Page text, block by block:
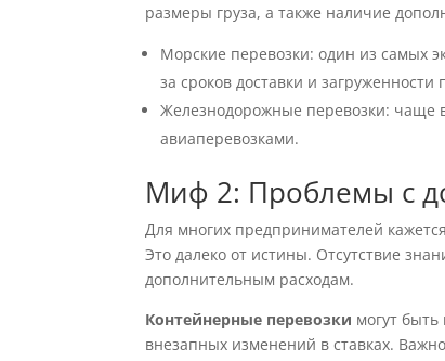
размеры груза, а также наличие
Морские перевозки: один из самых
за сроков доставки и загруженности
Железнодорожные перевозки: чаще
авиаперевозками.
Миф 2: Проблемы с
Для многих предпринимателей
Это далеко от истины. Отсутствие
дополнительным расходам.
Контейнерные перевозки могут
внезапных изменений в ставках.